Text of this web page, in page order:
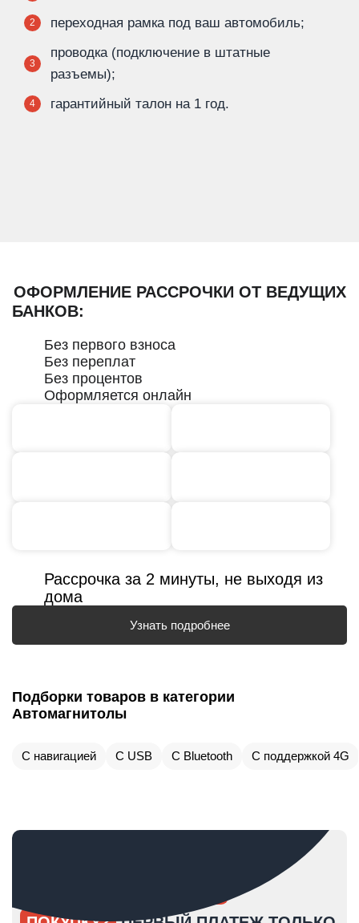
2 переходная рамка под ваш автомобиль;
3
проводка (подключение в штатные
разъемы);
4 гарантийный талон на 1 год.
ОФОРМЛЕНИЕ РАССРОЧКИ ОТ ВЕДУЩИХ
БАНКОВ:
Без первого взноса
Без переплат
Без процентов
Оформляется онлайн
Рассрочка за 2 минуты, не выходя из
дома
Узнать подробнее
Подборки товаров в категории
Автомагнитолы
С навигацией С USB С Bluetooth С поддержкой 4G